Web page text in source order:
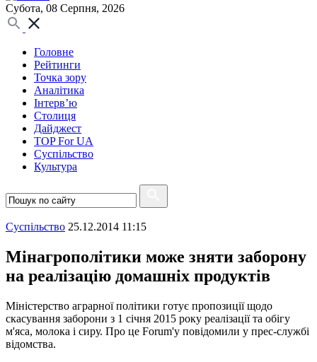
Субота, 08 Серпня, 2026
Головне
Рейтинги
Точка зору
Аналітика
Інтерв’ю
Столиця
Дайджест
TOP For UA
Суспiльство
Культура
Суспiльство 25.12.2014 11:15
Мінагрополітики може зняти заборону
на реалізацію домашніх продуктів
Міністерство аграрної політики готує пропозиції щодо
скасування заборони з 1 січня 2015 року реалізації та обігу
м'яса, молока і сиру. Про це Forum'y повідомили у прес-службі
відомства.